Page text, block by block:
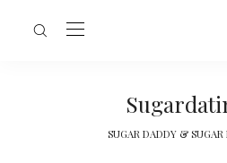
SUGAR DADDY & SUGAR